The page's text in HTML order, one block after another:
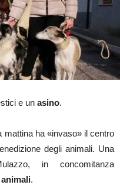
e un asino.
mattina ha «invaso» il centro
degli animali. Una
in concomitanza
.